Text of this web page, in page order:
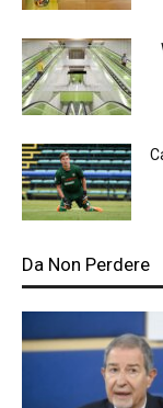
Da Non Perdere